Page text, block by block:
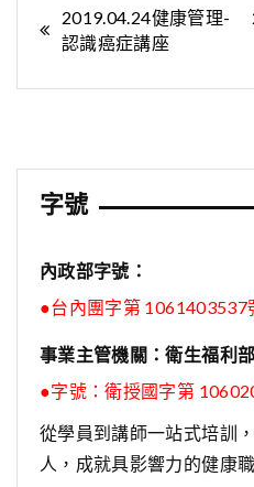
文
章
2019.04.24健康管理-
認識癌症講座
字號
內政部字號：
●台內團字第 1061403537
事業主管機關：衛生福利部
●字號：衛授國字第
從學員到講師一站式培訓
人，成就具影響力的健康職